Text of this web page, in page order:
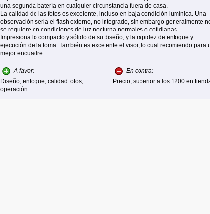
una segunda batería en cualquier circunstancia fuera de casa.
La calidad de las fotos es excelente, incluso en baja condición lumínica. Una
observación seria el flash externo, no integrado, sin embargo generalmente
se requiere en condiciones de luz nocturna normales o cotidianas.
Impresiona lo compacto y sólido de su diseño, y la rapidez de enfoque y
ejecución de la toma. También es excelente el visor, lo cual recomiendo para
mejor encuadre.
A favor:
Diseño, enfoque, calidad fotos,
operación.
En contra:
Precio, superior a los 1200 en